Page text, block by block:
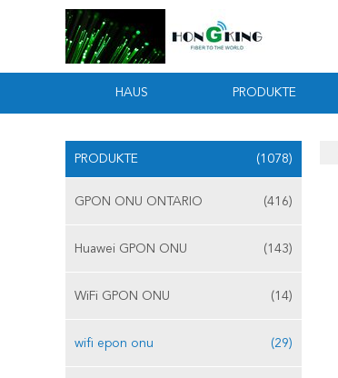
HAUS PRODUKTE
PRODUKTE (1078)
GPON ONU ONTARIO (416)
Huawei GPON ONU (143)
WiFi GPON ONU (14)
wifi epon onu (29)